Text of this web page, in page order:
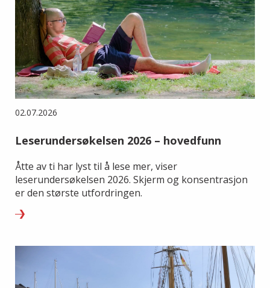
02.07.2026
Leserundersøkelsen 2026 – hovedfunn
Åtte av ti har lyst til å lese mer, viser
leserundersøkelsen 2026. Skjerm og konsentrasjon
er den største utfordringen.